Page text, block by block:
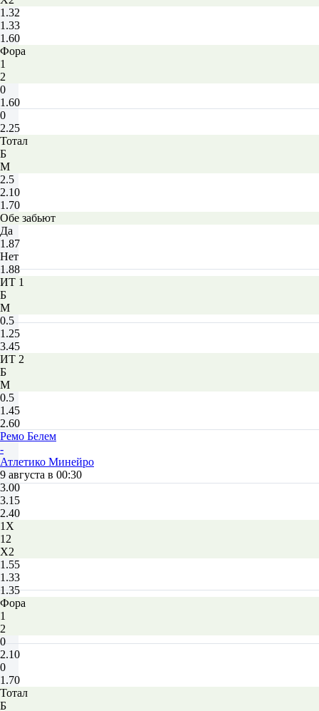
1.32
1.33
1.60
Фора
1
2
0
1.60
0
2.25
Тотал
Б
М
2.5
2.10
1.70
Обе забьют
Да
1.87
Нет
1.88
ИТ 1
Б
М
0.5
1.25
3.45
ИТ 2
Б
М
0.5
1.45
2.60
Ремо Белем
-
Атлетико Минейро
9 августа в 00:30
3.00
3.15
2.40
1X
12
X2
1.55
1.33
1.35
Фора
1
2
0
2.10
0
1.70
Тотал
Б